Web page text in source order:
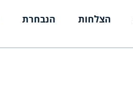
הצלחות הנבחרת